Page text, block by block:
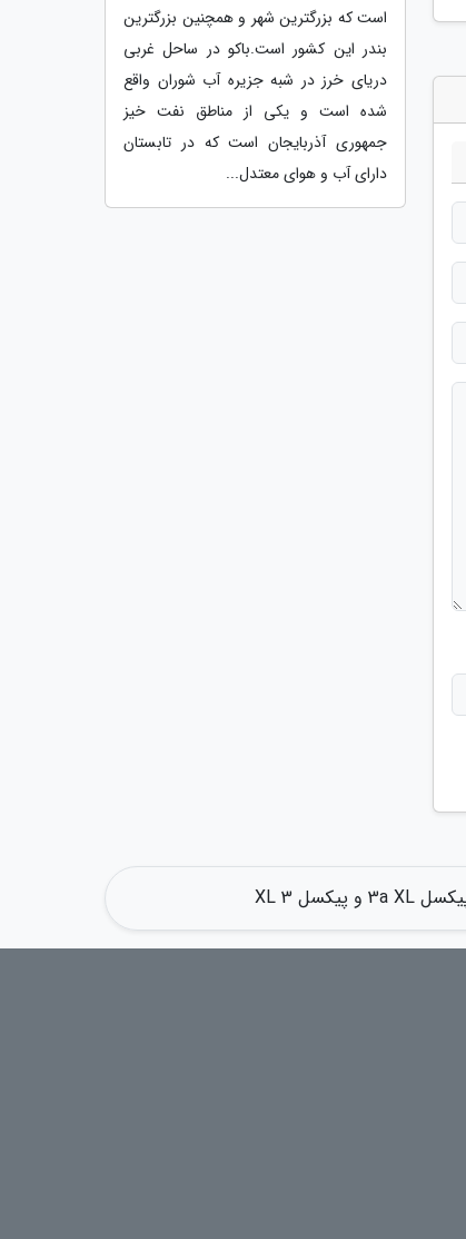
است که بزرگترین شهر و همچنین بزرگترین
بندر این کشور است.باکو در ساحل غربی
دریای خرز در شبه جزیره آب شوران واقع
شده است و یکی از مناطق نفت خیز
جمهوری آذربایجان است که در تابستان
دارای آب و هوای معتدل...